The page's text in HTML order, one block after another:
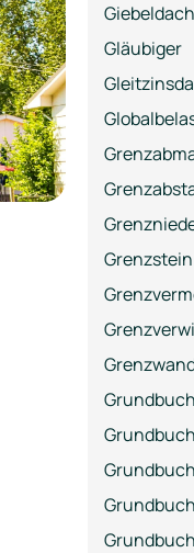
Giebeldach
Gläubiger
Grenzstein
Grundbuch